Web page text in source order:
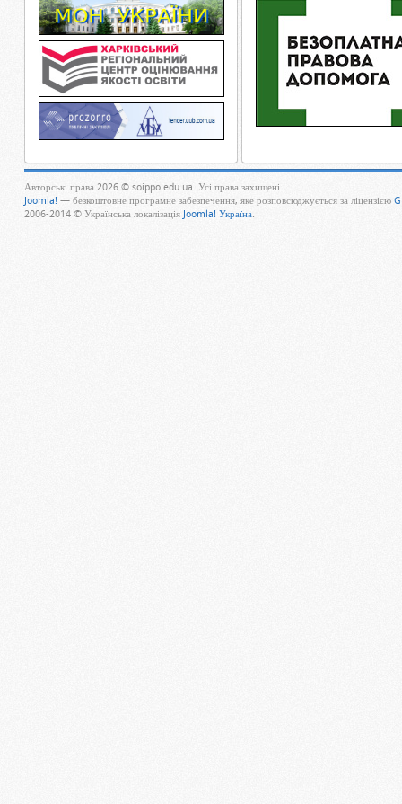
Авторські права 2026 © soippo.edu.ua. Усі права захищені.
Joomla! — безкоштовне програмне забезпечення, яке розповсюджується за ліцензією
2006-2014 © Українська локалізація Joomla! Україна.